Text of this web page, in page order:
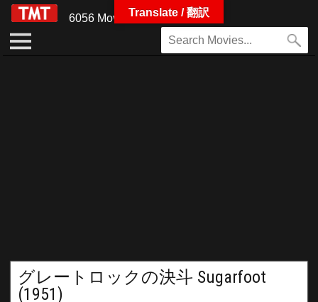
6056 Movies
グレートロックの決斗 Sugarfoot
(1951)
Translate / 翻訳